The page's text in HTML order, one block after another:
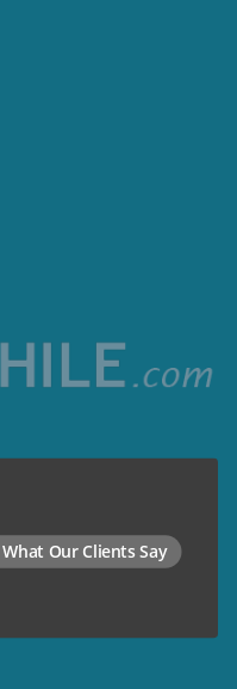
page facebook
notre compte instagram
What Our Clients Say